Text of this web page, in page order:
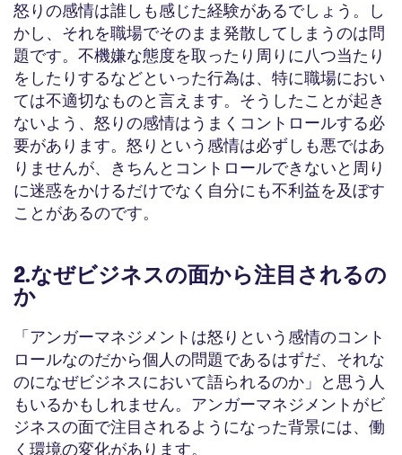
怒りの感情は誰しも感じた経験があるでしょう。し
かし、それを職場でそのまま発散してしまうのは問
題です。不機嫌な態度を取ったり周りに八つ当たり
をしたりするなどといった行為は、特に職場におい
ては不適切なものと言えます。そうしたことが起き
ないよう、怒りの感情はうまくコントロールする必
要があります。怒りという感情は必ずしも悪ではあ
りませんが、きちんとコントロールできないと周り
に迷惑をかけるだけでなく自分にも不利益を及ぼす
ことがあるのです。
2.なぜビジネスの面から注目されるの
か
「アンガーマネジメントは怒りという感情のコント
ロールなのだから個人の問題であるはずだ、それな
のになぜビジネスにおいて語られるのか」と思う人
もいるかもしれません。アンガーマネジメントがビ
ジネスの面で注目されるようになった背景には、働
く環境の変化があります。